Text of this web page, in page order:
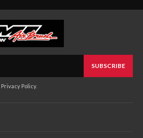
SUBSCRIBE
Privacy Policy.